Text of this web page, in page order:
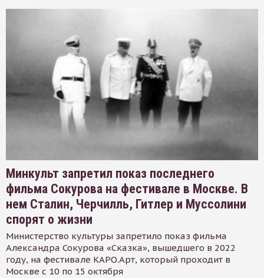
Минкульт запретил показ последнего
фильма Сокурова на фестивале в Москве. В
нем Сталин, Черчилль, Гитлер и Муссолини
спорят о жизни
Министерство культуры запретило показ фильма
Александра Сокурова «Сказка», вышедшего в 2022
году, на фестивале КАРО.Арт, который проходит в
Москве с 10 по 15 октября